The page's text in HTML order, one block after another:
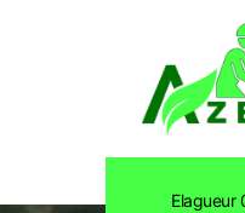
Elagueur